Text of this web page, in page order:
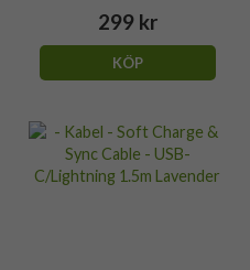
299 kr
KÖP